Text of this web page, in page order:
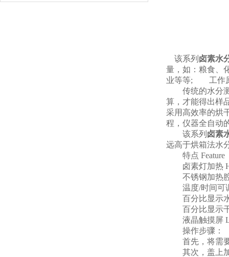
该系列 卤素水
量，如：粮食、
业等等; 工作
传统的水分测
算，才能得出样
采用高效率的烘
程，仪器全自动
该系列 卤素
远高于烘箱法水
特点 Feature
卤素灯加热
不锈钢加热腔
温度/时间可调
百分比显示水
百分比显示干
液晶触摸屏
操作步骤：
首先，将需要
其次，盖上加